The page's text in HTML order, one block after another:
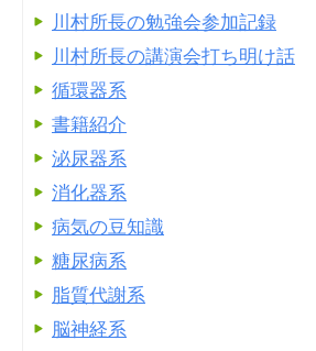
川村所長の勉強会参加記録
川村所長の講演会打ち明け話
循環器系
書籍紹介
泌尿器系
消化器系
病気の豆知識
糖尿病系
脂質代謝系
脳神経系